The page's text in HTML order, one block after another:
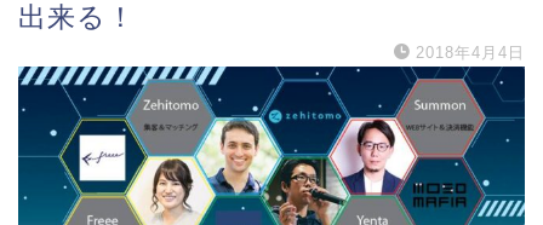
出来る！
2018年4月4日